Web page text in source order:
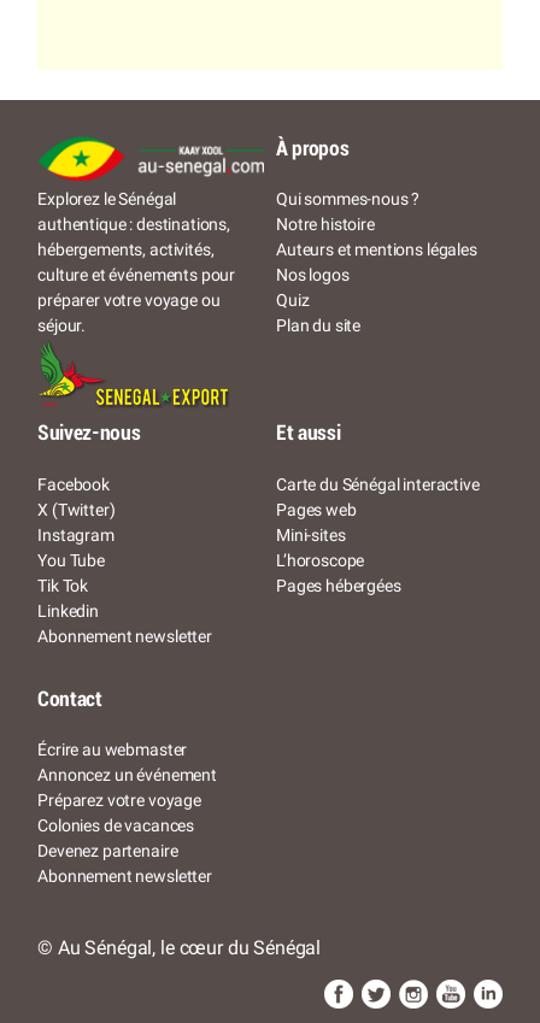
Explorez le Sénégal
authentique : destinations,
hébergements, activités,
culture et événements pour
préparer votre voyage ou
séjour.
À propos
Qui sommes-nous ?
Notre histoire
Auteurs et mentions légales
Nos logos
Quiz
Plan du site
Suivez-nous
Facebook
X (Twitter)
Instagram
You Tube
Tik Tok
Linkedin
Abonnement newsletter
Et aussi
Carte du Sénégal interactive
Pages web
Mini-sites
L’horoscope
Pages hébergées
Contact
Écrire au webmaster
Annoncez un événement
Préparez votre voyage
Colonies de vacances
Devenez partenaire
Abonnement newsletter
© Au Sénégal, le cœur du Sénégal